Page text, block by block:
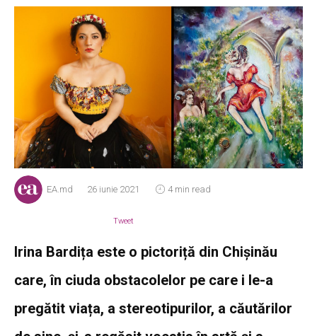
EA.md 26 iunie 2021 4 min read
Tweet
Irina Bardița este o pictoriță din Chișinău
care, în ciuda obstacolelor pe care i le-a
pregătit viața, a stereotipurilor, a căutărilor